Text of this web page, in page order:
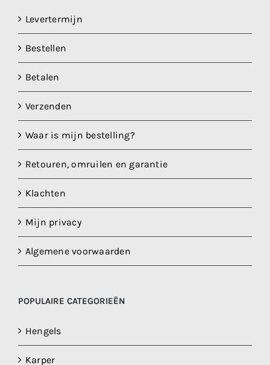
Levertermijn
Bestellen
Betalen
Verzenden
Waar is mijn bestelling?
Retouren, omruilen en garantie
Klachten
Mijn privacy
Algemene voorwaarden
POPULAIRE CATEGORIEËN
Hengels
Karper